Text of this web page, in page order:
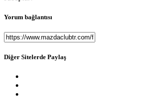
Yorum bağlantısı
Diğer Sitelerde Paylaş